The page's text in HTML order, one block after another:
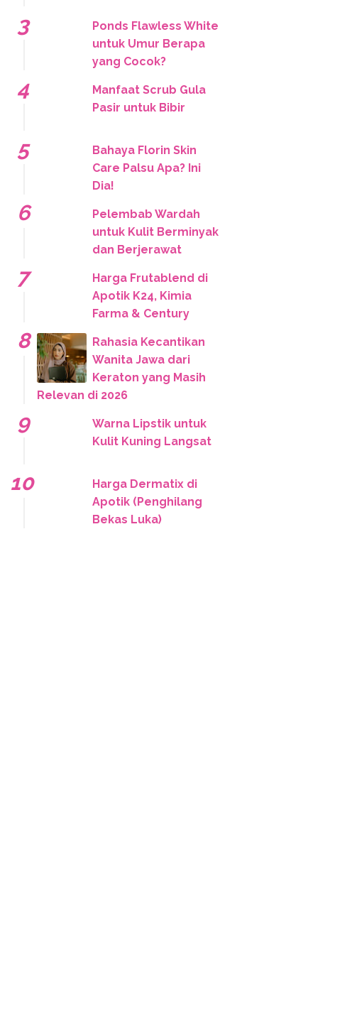
Ponds Flawless White
untuk Umur Berapa
yang Cocok?
Manfaat Scrub Gula
Pasir untuk Bibir
Bahaya Florin Skin
Care Palsu Apa? Ini
Dia!
Pelembab Wardah
untuk Kulit Berminyak
dan Berjerawat
Harga Frutablend di
Apotik K24, Kimia
Farma & Century
Rahasia Kecantikan
Wanita Jawa dari
Keraton yang Masih
Relevan di 2026
Warna Lipstik untuk
Kulit Kuning Langsat
Harga Dermatix di
Apotik (Penghilang
Bekas Luka)